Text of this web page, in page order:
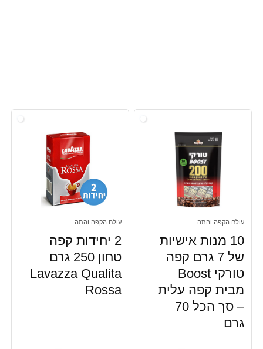
עולם הקפה והתה
10 מנות אישיות
של 7 גרם קפה
טורקי Boost
מבית קפה עלית
– סך הכל 70
גרם
עולם הקפה והתה
2 יחידות קפה
טחון 250 גרם
Lavazza Qualita
Rossa